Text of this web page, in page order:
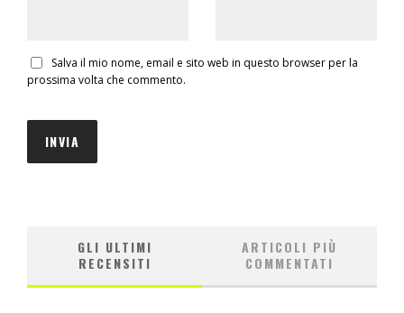
Salva il mio nome, email e sito web in questo browser per la
prossima volta che commento.
GLI ULTIMI
RECENSITI
ARTICOLI PIÙ
COMMENTATI